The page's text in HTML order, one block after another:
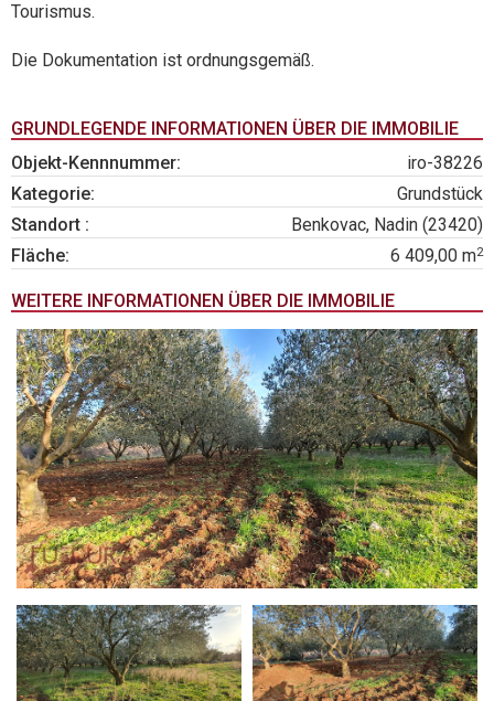
Tourismus.
Die Dokumentation ist ordnungsgemäß.
GRUNDLEGENDE INFORMATIONEN ÜBER DIE IMMOBILIE
Objekt-Kennnummer:
iro-38226
Kategorie:
Grundstück
Standort :
Benkovac, Nadin (23420)
Fläche:
6 409,00 m2
WEITERE INFORMATIONEN ÜBER DIE IMMOBILIE